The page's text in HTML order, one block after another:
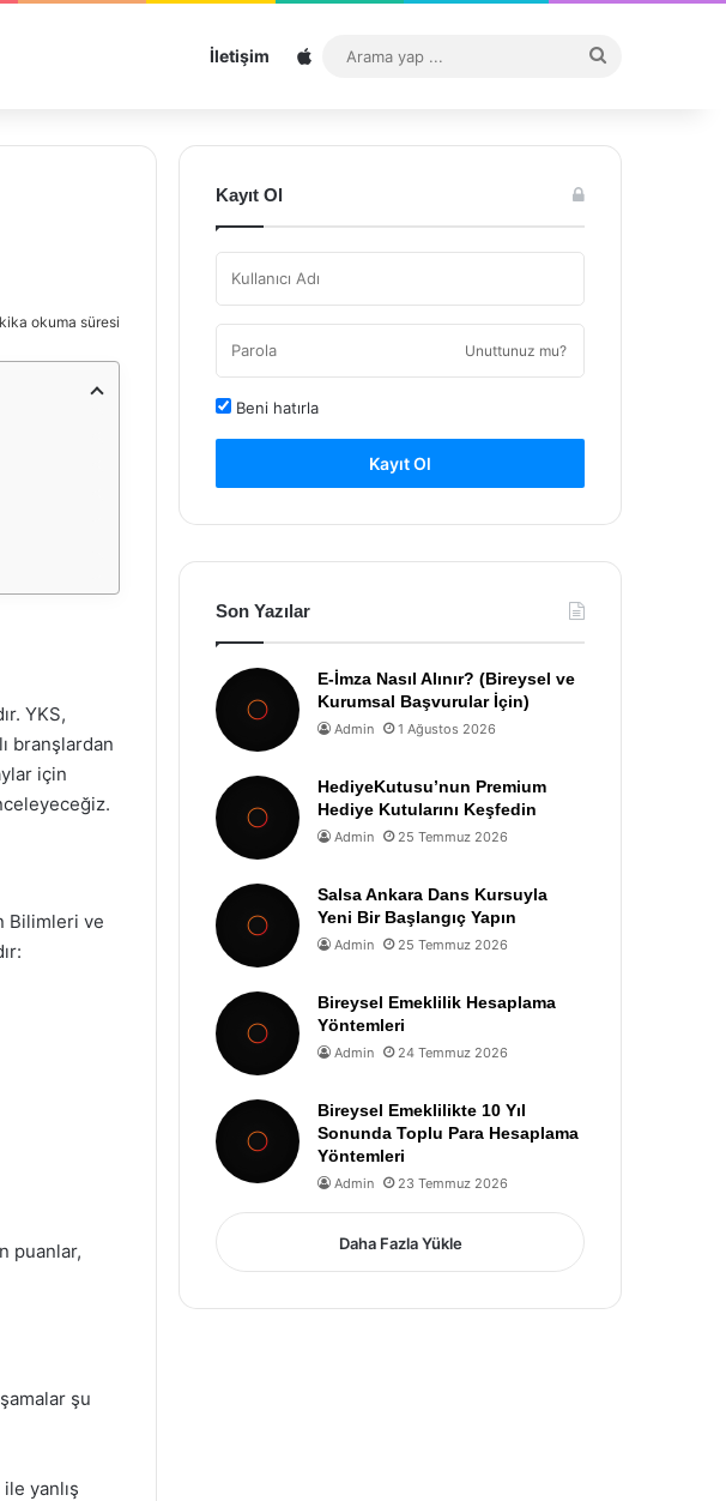
İletişim Sitemap
...
okuma süresi
YKS,
branşlardan
için
Bilimleri ve
puanlar,
şu
ile yanlış
Kayıt Ol
Unuttunuz mu?
Beni hatırla
Kayıt Ol
Son Yazılar
E-İmza Nasıl Alınır? (Bireysel ve
Kurumsal Başvurular İçin)
Admin 1 Ağustos 2026
HediyeKutusu’nun Premium
Hediye Kutularını Keşfedin
Admin 25 Temmuz 2026
Salsa Ankara Dans Kursuyla
Yeni Bir Başlangıç Yapın
Admin 25 Temmuz 2026
Bireysel Emeklilik Hesaplama
Yöntemleri
Admin 24 Temmuz 2026
Bireysel Emeklilikte 10 Yıl
Sonunda Toplu Para Hesaplama
Yöntemleri
Admin 23 Temmuz 2026
Daha Fazla Yükle